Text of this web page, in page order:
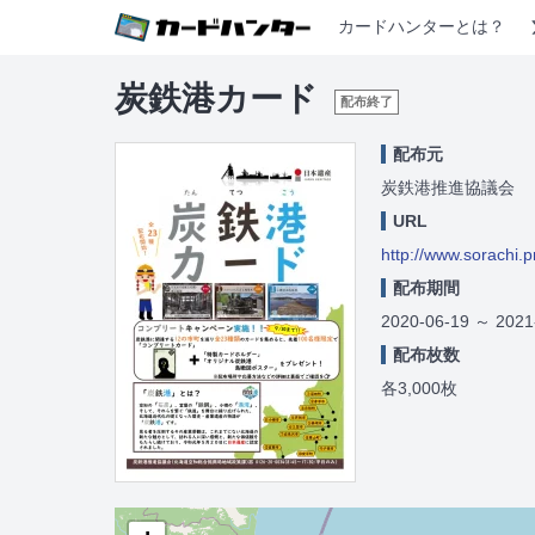
カードハンターとは？
炭鉄港カード 配布終了
配布元
炭鉄港推進協議会
URL
http://
配布期間
2020-06-19 ～
配布枚数
各3,000枚